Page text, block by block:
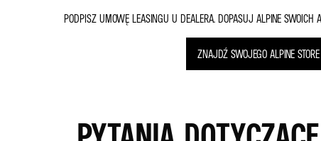
PODPISZ UMOWĘ LEASINGU U DEALERA. DOPASUJ ALPINE SWOICH
ZNAJDŹ SWOJEGO ALPINE STORE